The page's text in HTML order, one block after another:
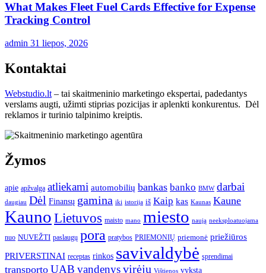
What Makes Fleet Fuel Cards Effective for Expense
Tracking Control
admin 31 liepos, 2026
Kontaktai
Webstudio.lt – tai skaitmeninio marketingo ekspertai, padedantys
verslams augti, užimti stiprias pozicijas ir aplenkti konkurentus. Dėl
reklamos ir turinio talpinimo kreiptis.
Žymos
apie apžvalga atliekami automobilių bankas banko BMW darbai
daugiau Dėl Finansų gamina iki istorija iš Kaip kas Kaunas Kaune
KaunoLietuvos maisto mano miesto naują neeksploatuojama
nuo NUVEŽTI paslaugų pora pratybos PRIEMONIŲ priemonė priežiūros
PRIVERSTINAI receptas rinkos savivaldybė sprendimai
transporto UAB vandenysvirėjų Vištienos vyksta